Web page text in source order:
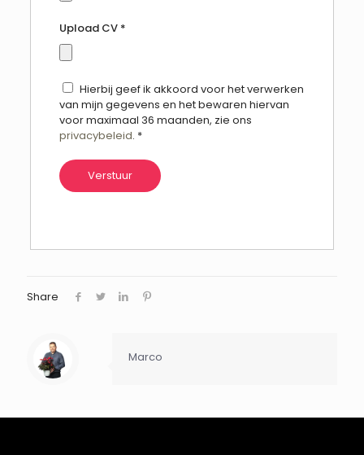
Upload CV *
Hierbij geef ik akkoord voor het verwerken
van mijn gegevens en het bewaren hiervan
voor maximaal 36 maanden, zie ons
privacybeleid. *
Share
Marco